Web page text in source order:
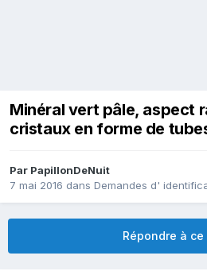
Minéral vert pâle, aspect
cristaux en forme de
Par PapillonDeNuit
7 mai 2016 dans Demandes d'
Répondre à